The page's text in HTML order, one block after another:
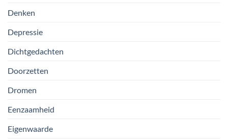
Denken
Depressie
Dichtgedachten
Doorzetten
Dromen
Eenzaamheid
Eigenwaarde